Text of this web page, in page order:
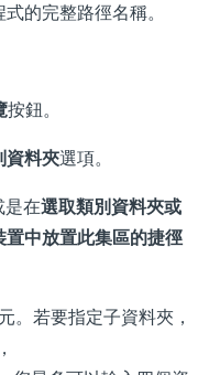
的完整路徑名稱。
按鈕。
資料夾選項。
是在選取類別資料夾或
中放置此集區的捷徑
。若要指定子資料夾，